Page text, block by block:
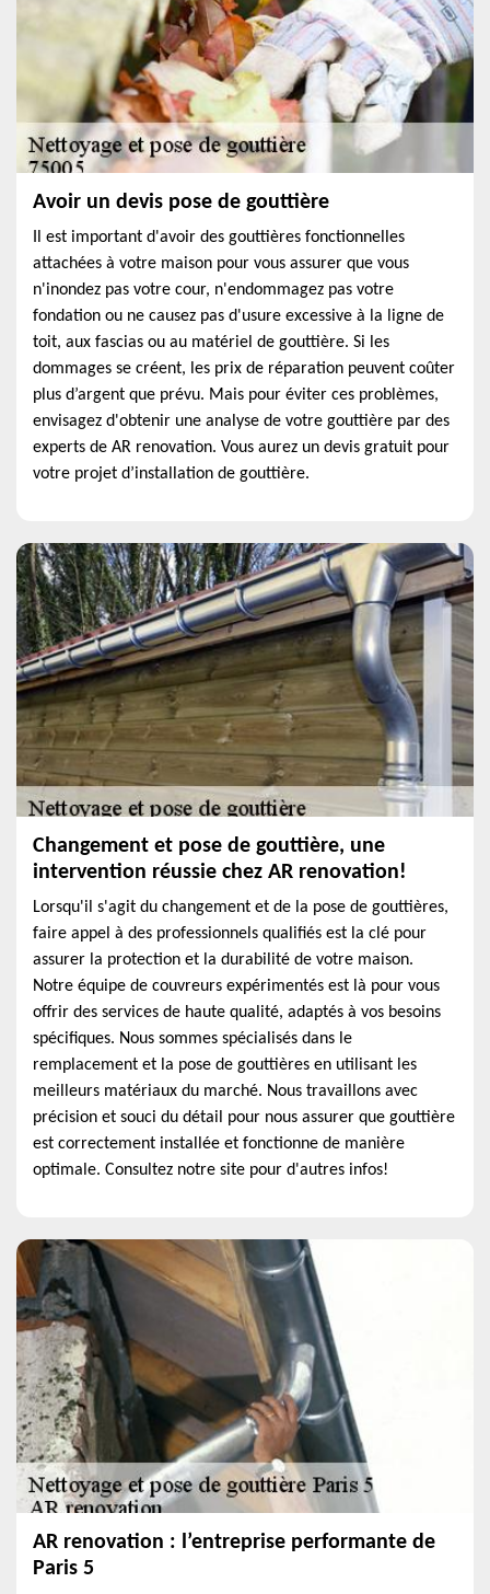
Avoir un devis pose de gouttière
Il est important d'avoir des gouttières fonctionnelles
attachées à votre maison pour vous assurer que vous
n'inondez pas votre cour, n'endommagez pas votre
fondation ou ne causez pas d'usure excessive à la ligne de
toit, aux fascias ou au matériel de gouttière. Si les
dommages se créent, les prix de réparation peuvent coûter
plus d’argent que prévu. Mais pour éviter ces problèmes,
envisagez d'obtenir une analyse de votre gouttière par des
experts de AR renovation. Vous aurez un devis gratuit pour
votre projet d’installation de gouttière.
Changement et pose de gouttière, une
intervention réussie chez AR renovation!
Lorsqu'il s'agit du changement et de la pose de gouttières,
faire appel à des professionnels qualifiés est la clé pour
assurer la protection et la durabilité de votre maison.
Notre équipe de couvreurs expérimentés est là pour vous
offrir des services de haute qualité, adaptés à vos besoins
spécifiques. Nous sommes spécialisés dans le
remplacement et la pose de gouttières en utilisant les
meilleurs matériaux du marché. Nous travaillons avec
précision et souci du détail pour nous assurer que gouttière
est correctement installée et fonctionne de manière
optimale. Consultez notre site pour d'autres infos!
AR renovation : l’entreprise performante de
Paris 5